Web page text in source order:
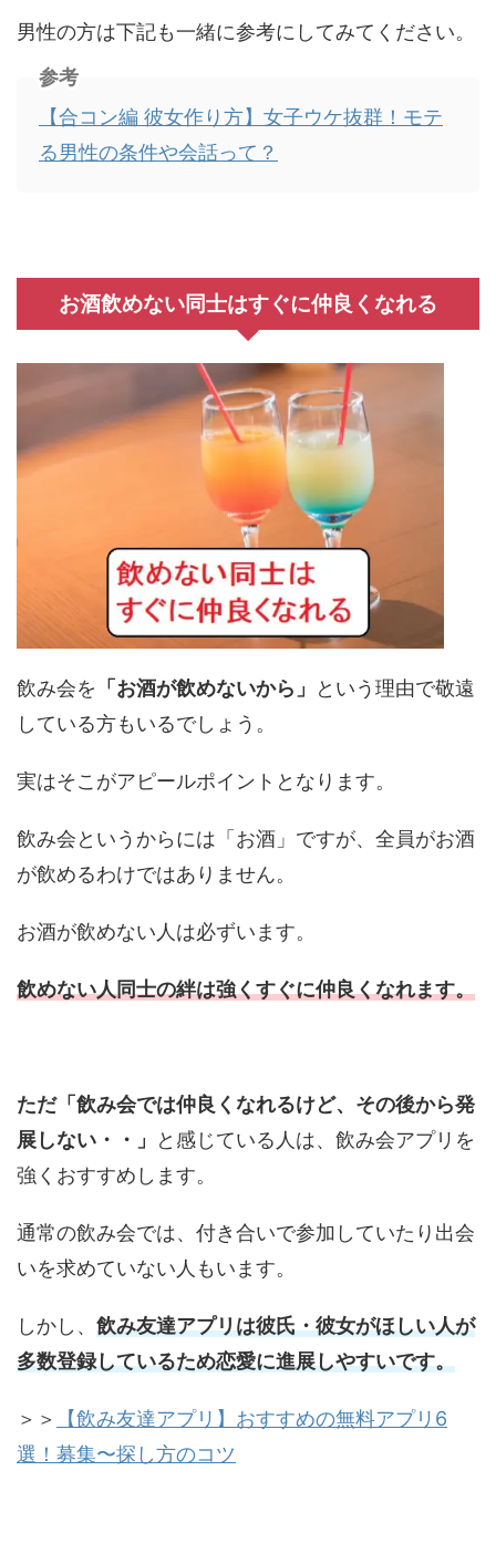
男性の方は下記も一緒に参考にしてみてください。
参考
【合コン編 彼女作り方】女子ウケ抜群！モテ
る男性の条件や会話って？
お酒飲めない同士はすぐに仲良くなれる
飲み会を 「お酒が飲めないから」
という理由で敬遠
している方もいるでしょう。
実はそこがアピールポイントとなります。
飲み会というからには「お酒」ですが、全員がお酒
が飲めるわけではありません。
お酒が飲めない人は必ずいます。
飲めない人同士の絆は強くすぐに仲良くなれます。
ただ「飲み会では仲良くなれるけど、その後から発
展しない・・」
と感じている人は、飲み会アプリを
強くおすすめします。
通常の飲み会では、付き合いで参加していたり出会
いを求めていない人もいます。
しかし、 飲み友達アプリは彼氏・彼女がほしい人が
多数登録しているため恋愛に進展しやすいです。
＞＞
【飲み友達アプリ】おすすめの無料アプリ6
選！募集〜探し方のコツ